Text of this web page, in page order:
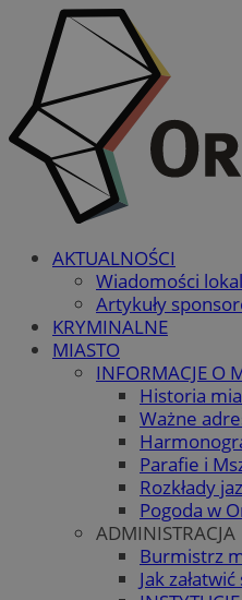
AKTUALNOŚCI
Wiadomości
Artykuły
KRYMINALNE
MIASTO
INFORMACJE O
Historia
Ważne
Parafie i
Rozkłady
Pogoda w
ADMINISTRACJA
Burmistrz
Jak